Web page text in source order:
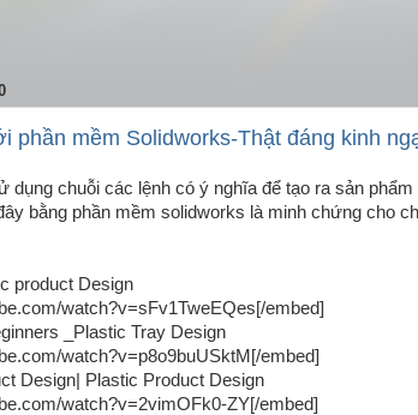
phần mềm Solidworks-Thật đáng kinh
dụng chuỗi các lệnh có ý nghĩa để tạo ra sản
bằng phần mềm solidworks là minh chứng cho
product Design
watch?v=sFv1TweEQes[/embed]
_Plastic Tray Design
watch?v=p8o9buUSktM[/embed]
Design| Plastic Product Design
watch?v=2vimOFk0-ZY[/embed]